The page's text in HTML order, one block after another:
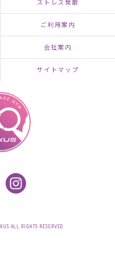
ストレス発散
ご利用案内
会社案内
サイトマップ
ALL RIGHTS RESERVED.